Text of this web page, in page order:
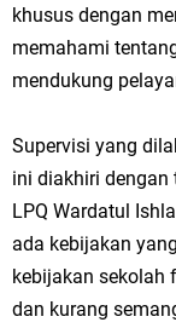
khusus dengan
memahami
mendukung
Supervisi yang
ini diakhiri
LPQ Wardatul
ada kebijakan
kebijakan sekolah
dan kurang